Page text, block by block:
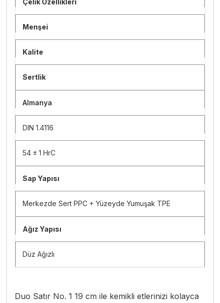
Çelik Özellikleri
Menşei
Kalite
Sertlik
Almanya
DIN 1.4116
54 ± 1 HrC
Sap Yapısı
Merkezde Sert PPC + Yüzeyde Yumuşak TPE
Ağız Yapısı
Düz Ağızlı
Duo Satır No. 1 19 cm ile kemikli etlerinizi kolayca